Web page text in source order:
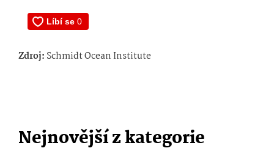
Zdroj: Schmidt Ocean Institute
Nejnovější z kategorie